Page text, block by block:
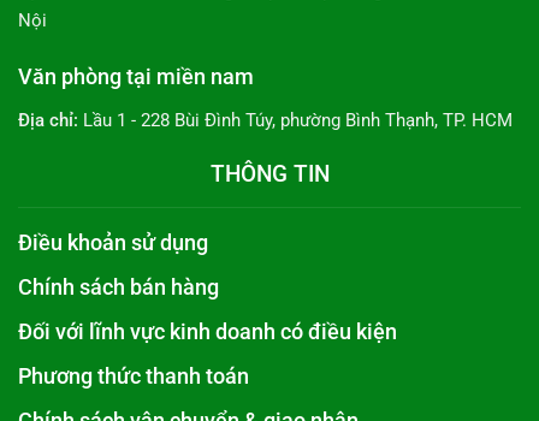
Nội
Văn phòng tại miền nam
Địa chỉ: Lầu 1 - 228 Bùi Đình Túy, phường Bình Thạnh, TP. HCM
THÔNG TIN
Điều khoản sử dụng
Chính sách bán hàng
Đối với lĩnh vực kinh doanh có điều kiện
Phương thức thanh toán